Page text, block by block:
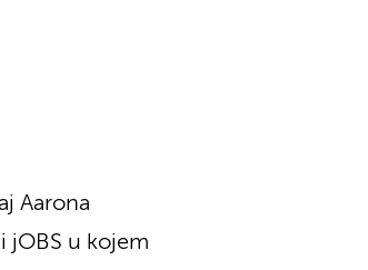
Aarona
jOBS u kojem